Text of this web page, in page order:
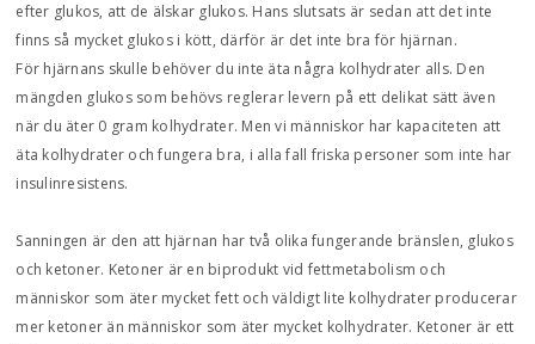
efter glukos, att de älskar glukos. Hans slutsats är sedan att det inte
finns så mycket glukos i kött, därför är det inte bra för hjärnan.
För hjärnans skulle behöver du inte äta några kolhydrater alls. Den
mängden glukos som behövs reglerar levern på ett delikat sätt även
när du äter 0 gram kolhydrater. Men vi människor har kapaciteten att
äta kolhydrater och fungera bra, i alla fall friska personer som inte har
insulinresistens.
Sanningen är den att hjärnan har två olika fungerande bränslen, glukos
och ketoner. Ketoner är en biprodukt vid fettmetabolism och
människor som äter mycket fett och väldigt lite kolhydrater producerar
mer ketoner än människor som äter mycket kolhydrater. Ketoner är ett